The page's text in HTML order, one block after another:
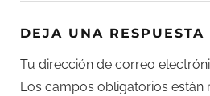
DEJA UNA RESPUESTA
Tu dirección de correo
Los campos obligatorios están